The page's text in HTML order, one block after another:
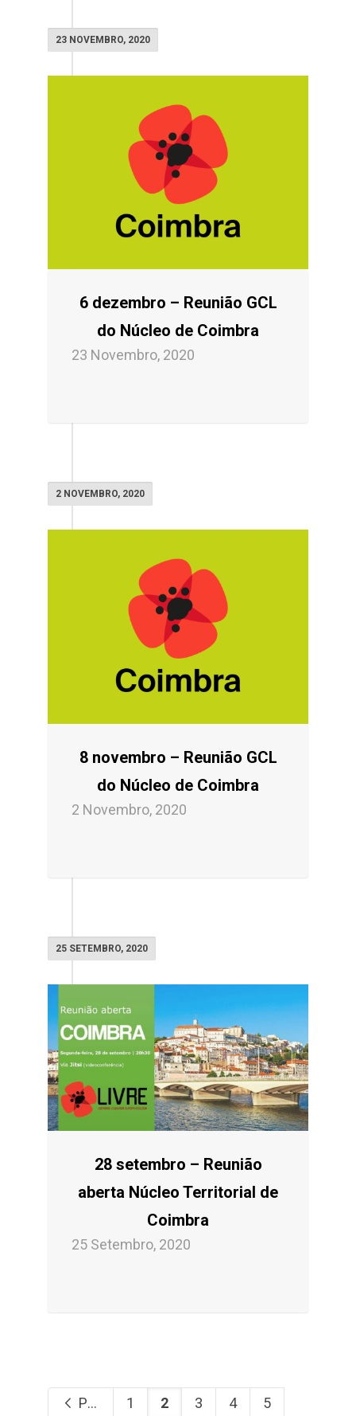
23 NOVEMBRO, 2020
6 dezembro – Reunião GCL
do Núcleo de Coimbra
23 Novembro, 2020
2 NOVEMBRO, 2020
8 novembro – Reunião GCL
do Núcleo de Coimbra
2 Novembro, 2020
25 SETEMBRO, 2020
28 setembro – Reunião
aberta Núcleo Territorial de
Coimbra
25 Setembro, 2020
Previous 1 2 3 4
5